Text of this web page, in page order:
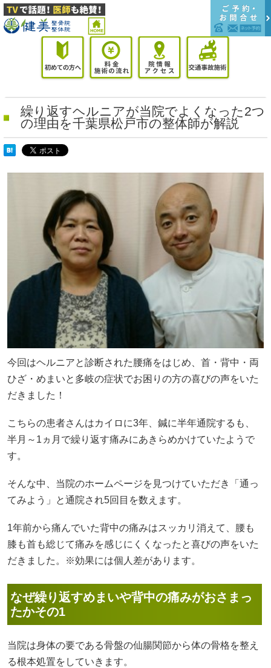
繰り返すヘルニアが当院でよくなった2つ
の理由を千葉県松戸市の整体師が解説
今回はヘルニアと診断された腰痛をはじめ、首・背中・両
ひざ・めまいと多岐の症状でお困りの方の喜びの声をいた
だきました！
こちらの患者さんはカイロに3年、鍼に半年通院するも、
半月～1ヵ月で繰り返す痛みにあきらめかけていたようで
す。
そんな中、当院のホームページを見つけていただき「通っ
てみよう」と通院され5回目を数えます。
1年前から痛んでいた背中の痛みはスッカリ消えて、腰も
膝も首も総じて痛みを感じにくくなったと喜びの声をいた
だきました。※効果には個人差があります。
なぜ繰り返すめまいや背中の痛みがおさまっ
たかその1
当院は身体の要である骨盤の仙腸関節から体の骨格を整え
る根本処置をしていきます。